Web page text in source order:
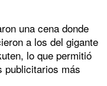
una cena donde
a los del gigante
lo que permitió
publicitarios más